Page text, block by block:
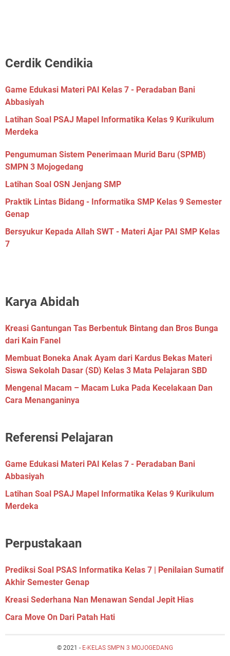
Cerdik Cendikia
Game Edukasi Materi PAI Kelas 7 - Peradaban Bani
Abbasiyah
Latihan Soal PSAJ Mapel Informatika Kelas 9 Kurikulum
Merdeka
Pengumuman Sistem Penerimaan Murid Baru (SPMB)
SMPN 3 Mojogedang
Latihan Soal OSN Jenjang SMP
Praktik Lintas Bidang - Informatika SMP Kelas 9 Semester
Genap
Bersyukur Kepada Allah SWT - Materi Ajar PAI SMP Kelas
7
Karya Abidah
Kreasi Gantungan Tas Berbentuk Bintang dan Bros Bunga
dari Kain Fanel
Membuat Boneka Anak Ayam dari Kardus Bekas Materi
Siswa Sekolah Dasar (SD) Kelas 3 Mata Pelajaran SBD
Mengenal Macam – Macam Luka Pada Kecelakaan Dan
Cara Menanganinya
Referensi Pelajaran
Game Edukasi Materi PAI Kelas 7 - Peradaban Bani
Abbasiyah
Latihan Soal PSAJ Mapel Informatika Kelas 9 Kurikulum
Merdeka
Perpustakaan
Prediksi Soal PSAS Informatika Kelas 7 | Penilaian Sumatif
Akhir Semester Genap
Kreasi Sederhana Nan Menawan Sendal Jepit Hias
Cara Move On Dari Patah Hati
© 2021 - E-KELAS SMPN 3 MOJOGEDANG